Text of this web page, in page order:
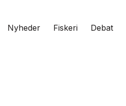
Nyheder Fiskeri Debat